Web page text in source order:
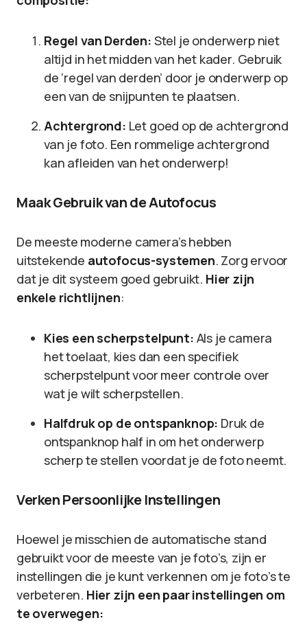
Regel van Derden: Stel je onderwerp niet
altijd in het midden van het kader. Gebruik
de ‘regel van derden’ door je onderwerp op
een van de snijpunten te plaatsen.
Achtergrond: Let goed op de achtergrond
van je foto. Een rommelige achtergrond
kan afleiden van het onderwerp!
Maak Gebruik van de Autofocus
De meeste moderne camera’s hebben
uitstekende autofocus-systemen. Zorg ervoor
dat je dit systeem goed gebruikt. Hier zijn
enkele richtlijnen:
Kies een scherpstelpunt: Als je camera
het toelaat, kies dan een specifiek
scherpstelpunt voor meer controle over
wat je wilt scherpstellen.
Halfdruk op de ontspanknop: Druk de
ontspanknop half in om het onderwerp
scherp te stellen voordat je de foto neemt.
Verken Persoonlijke Instellingen
Hoewel je misschien de automatische stand
gebruikt voor de meeste van je foto’s, zijn er
instellingen die je kunt verkennen om je foto’s te
verbeteren. Hier zijn een paar instellingen om
te overwegen: